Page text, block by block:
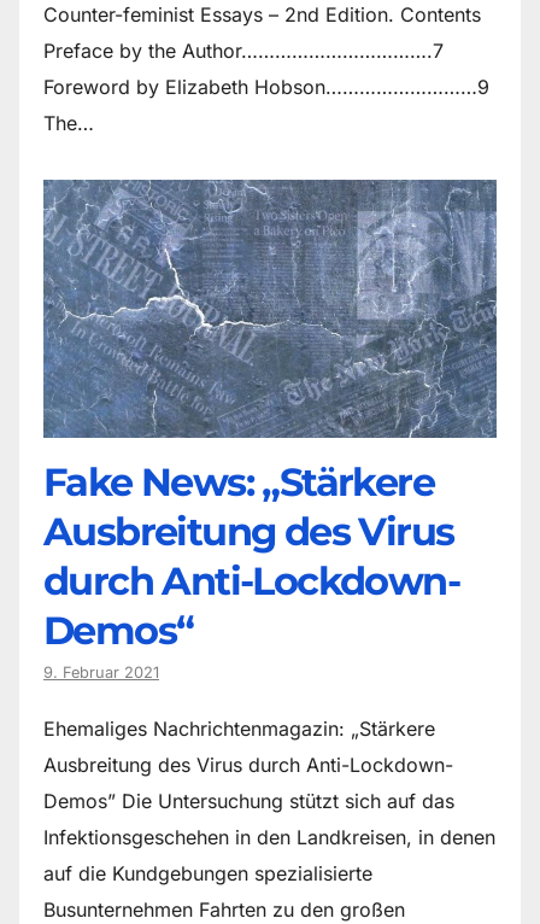
Counter-feminist Essays – 2nd Edition. Contents
Preface by the Author…………………………….7
Foreword by Elizabeth Hobson………………………9
The…
Fake News: „Stärkere
Ausbreitung des Virus
durch Anti-Lockdown-
Demos“
9. Februar 2021
Ehemaliges Nachrichtenmagazin: „Stärkere
Ausbreitung des Virus durch Anti-Lockdown-
Demos” Die Untersuchung stützt sich auf das
Infektionsgeschehen in den Landkreisen, in denen
auf die Kundgebungen spezialisierte
Busunternehmen Fahrten zu den großen